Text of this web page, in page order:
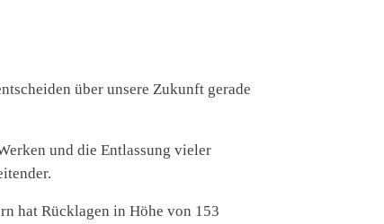
über unsere Zukunft gerade
und die Entlassung vieler
hat Rücklagen in Höhe von 153